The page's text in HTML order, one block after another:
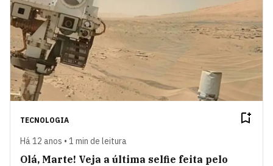
TECNOLOGIA
Há 12 anos • 1 min de leitura
Olá, Marte! Veja a última selfie feita pelo